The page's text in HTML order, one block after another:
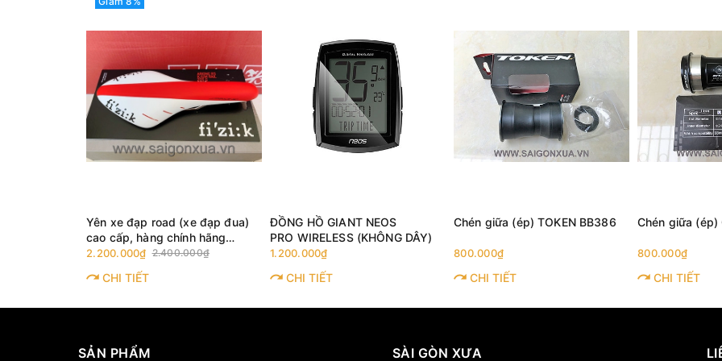
Yên xe đạp road (xe đạp đua)
cao cấp, hàng chính hãng
FI'ZI:K ARIONE R5. Màu trắng/
2.200.000₫ 2.400.000₫
CHI TIẾT
ĐỒNG HỒ GIANT NEOS
PRO WIRELESS (KHÔNG DÂY)
1.200.000₫
CHI TIẾT
Chén giữa (ép) TOKEN BB386
800.000₫
CHI TIẾT
Chén giữa (ép)
800.000₫
CHI TIẾT
SẢN PHẨM SÀI GÒN XƯA